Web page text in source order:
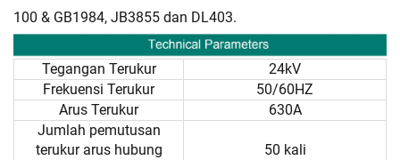
100 & GB1984, JB3855 dan DL403.
Tegangan Terukur
24kV
Frekuensi Terukur
50/60HZ
Arus Terukur
630A
Jumlah pemutusan
terukur arus hubung
50 kali